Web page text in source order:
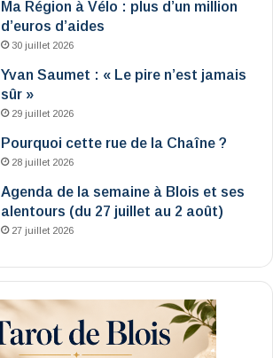
Ma Région à Vélo : plus d’un million
d’euros d’aides
30 juillet 2026
Yvan Saumet : « Le pire n’est jamais
sûr »
29 juillet 2026
Pourquoi cette rue de la Chaîne ?
28 juillet 2026
Agenda de la semaine à Blois et ses
alentours (du 27 juillet au 2 août)
27 juillet 2026